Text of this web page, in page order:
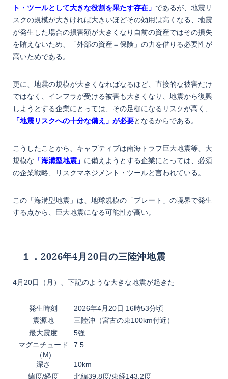
ト・ツールとして大きな役割を果たす存在」 であるが、地震リ
スクの規模が大きければ大きいほどその効用は高くなる、地震
が発生した場合の損害額が大きくなり自前の資産ではその損失
を賄えないため、「外部の資産＝保険」の力を借りる必要性が
高いためである。
更に、地震の規模が大きくなればなるほど、直接的な被害だけ
ではなく、インフラが受ける被害も大きくなり、地震から復興
しようとする企業にとっては、その足枷になるリスクが高く、
「地震リスクへの十分な備え」が必要となるからである。
こうしたことから、キャプティブは南海トラフ巨大地震等、大
規模な 「海溝型地震」 に備えようとする企業にとっては、必須
の企業戦略、リスクマネジメント・ツールと言われている。
この「海溝型地震」は、地球規模の「プレート」の境界で発生
する点から、巨大地震になる可能性が高い。
１．2026年4月20日の三陸沖地震
4月20日（月）、下記のような大きな地震が起きた
発生時刻
2026年4月20日 16時53分頃
震源地
三陸沖（宮古の東100km付近）
最大震度
5強
マグニチュード
（M)
7.5
深さ
10km
緯度/経度
北緯39.8度/東経143.2度